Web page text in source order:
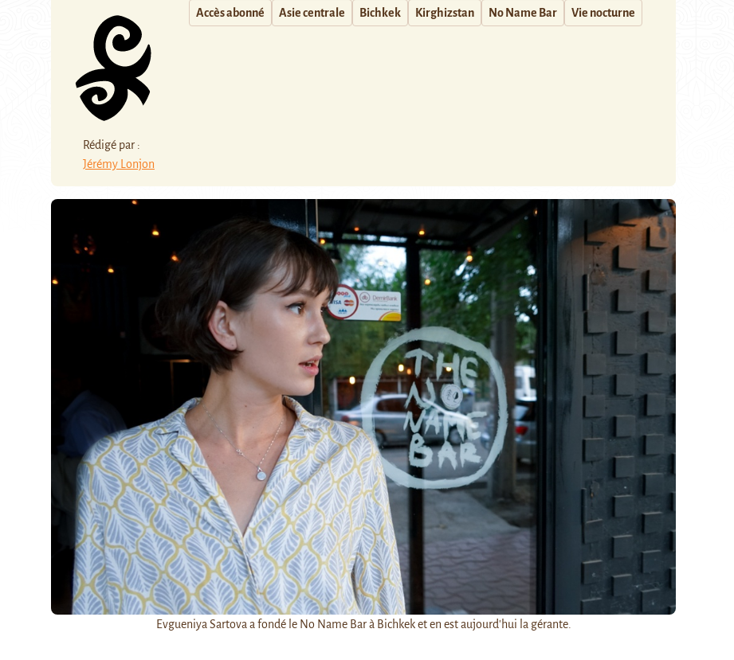
Rédigé par :
Jérémy Lonjon
Accès abonné Asie centrale Bichkek Kirghizstan No Name Bar Vie nocturne
Evgueniya Sartova a fondé le No Name Bar à Bichkek et en est aujourd'hui la gérante.